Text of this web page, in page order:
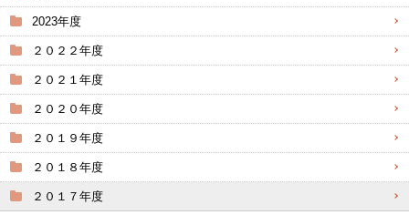
2023年度
２０２２年度
２０２１年度
２０２０年度
２０１９年度
２０１８年度
２０１７年度